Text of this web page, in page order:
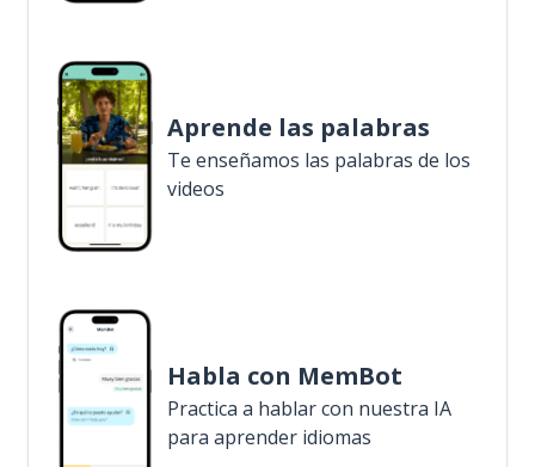
Aprende las palabras
Te enseñamos las palabras de los
videos
Habla con MemBot
Practica a hablar con nuestra IA
para aprender idiomas